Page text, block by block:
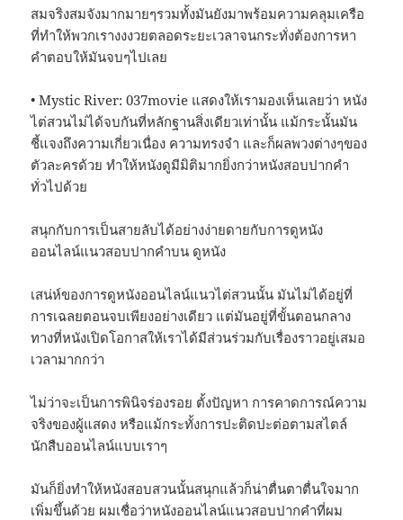
สมจริงสมจังมากมายๆรวมทั้งมันยังมาพร้อมความคลุมเครือ
ที่ทำให้พวกเรางงงวยตลอดระยะเวลาจนกระทั่งต้องการหา
คำตอบให้มันจบๆไปเลย
• Mystic River: 037movie แสดงให้เรามองเห็นเลยว่า หนัง
ไต่สวนไม่ได้จบกันที่หลักฐานสิ่งเดียวเท่านั้น แม้กระนั้นมัน
ชี้แจงถึงความเกี่ยวเนื่อง ความทรงจำ และก็ผลพวงต่างๆของ
ตัวละครด้วย ทำให้หนังดูมีมิติมากยิ่งกว่าหนังสอบปากคำ
ทั่วไปด้วย
สนุกกับการเป็นสายลับได้อย่างง่ายดายกับการดูหนัง
ออนไลน์แนวสอบปากคำบน ดูหนัง
เสน่ห์ของการดูหนังออนไลน์แนวไต่สวนนั้น มันไม่ได้อยู่ที่
การเฉลยตอนจบเพียงอย่างเดียว แต่มันอยู่ที่ขั้นตอนกลาง
ทางที่หนังเปิดโอกาสให้เราได้มีส่วนร่วมกับเรื่องราวอยู่เสมอ
เวลามากกว่า
ไม่ว่าจะเป็นการพินิจร่องรอย ตั้งปัญหา การคาดการณ์ความ
จริงของผู้แสดง หรือแม้กระทั้งการปะติดปะต่อตามสไตล์
นักสืบออนไลน์แบบเราๆ
มันก็ยิ่งทำให้หนังสอบสวนนั้นสนุกแล้วก็น่าตื่นตาตื่นใจมาก
เพิ่มขึ้นด้วย ผมเชื่อว่าหนังออนไลน์แนวสอบปากคำที่ผม